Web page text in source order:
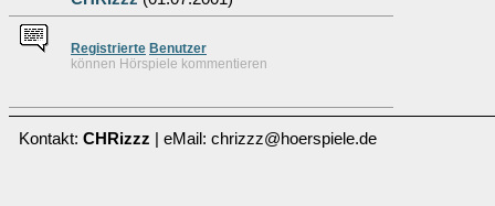
Registrierte Benutzer
können Hörspiele kommentieren
Kontakt: CHRizzz | eMail: chrizzz@hoerspiele.de